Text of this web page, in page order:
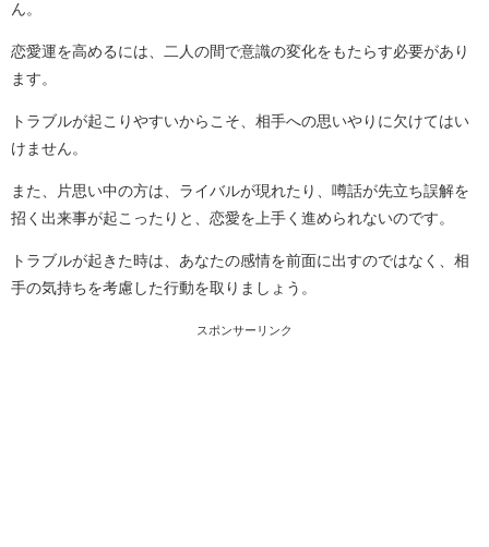
ん。
恋愛運を高めるには、二人の間で意識の変化をもたらす必要があり
ます。
トラブルが起こりやすいからこそ、相手への思いやりに欠けてはい
けません。
また、片思い中の方は、ライバルが現れたり、噂話が先立ち誤解を
招く出来事が起こったりと、恋愛を上手く進められないのです。
トラブルが起きた時は、あなたの感情を前面に出すのではなく、相
手の気持ちを考慮した行動を取りましょう。
スポンサーリンク